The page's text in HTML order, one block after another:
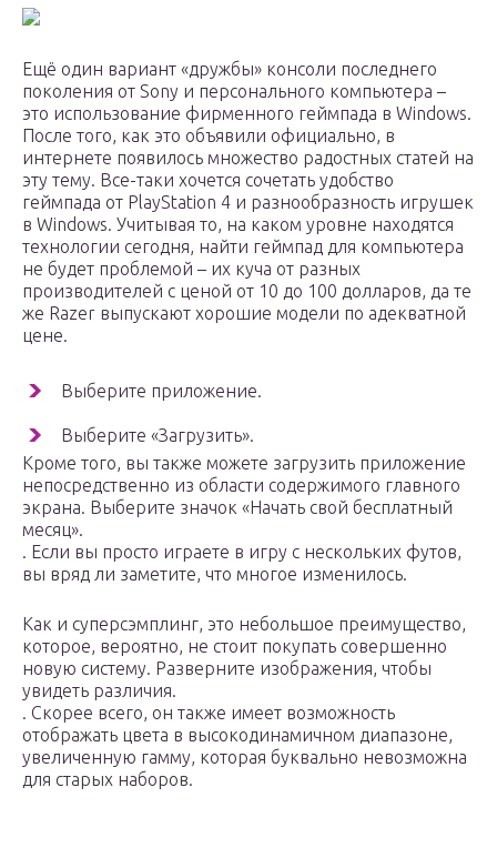
Ещё один вариант «дружбы» консоли последнего
поколения от Sony и персонального компьютера –
это использование фирменного геймпада в Windows.
После того, как это объявили официально, в
интернете появилось множество радостных статей на
эту тему. Все-таки хочется сочетать удобство
геймпада от PlayStation 4 и разнообразность игрушек
в Windows. Учитывая то, на каком уровне находятся
технологии сегодня, найти геймпад для компьютера
не будет проблемой – их куча от разных
производителей с ценой от 10 до 100 долларов, да те
же Razer выпускают хорошие модели по адекватной
цене.
Выберите приложение.
Выберите «Загрузить».
Кроме того, вы также можете загрузить приложение
непосредственно из области содержимого главного
экрана. Выберите значок «Начать свой бесплатный
месяц».
. Если вы просто играете в игру с нескольких футов,
вы вряд ли заметите, что многое изменилось.
Как и суперсэмплинг, это небольшое преимущество,
которое, вероятно, не стоит покупать совершенно
новую систему. Разверните изображения, чтобы
увидеть различия.
. Скорее всего, он также имеет возможность
отображать цвета в высокодинамичном диапазоне,
увеличенную гамму, которая буквально невозможна
для старых наборов.